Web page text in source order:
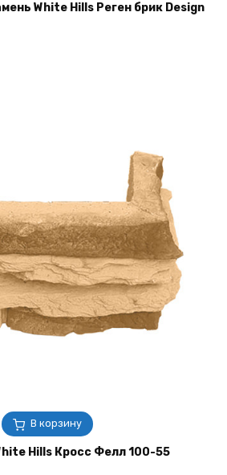
White Hills Реген брик Design
В корзину
Hills Кросс Фелл 100-55